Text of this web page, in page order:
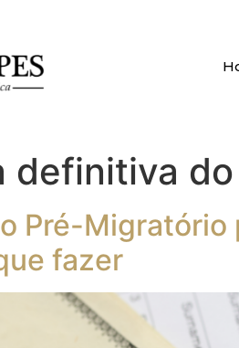
definitiva do
Pré-Migratório
fazer